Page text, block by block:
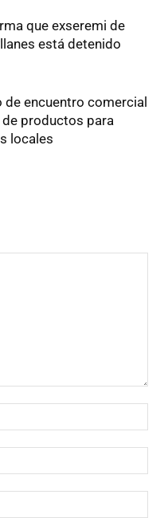
que exseremi de
está detenido
de encuentro comercial
productos para
locales